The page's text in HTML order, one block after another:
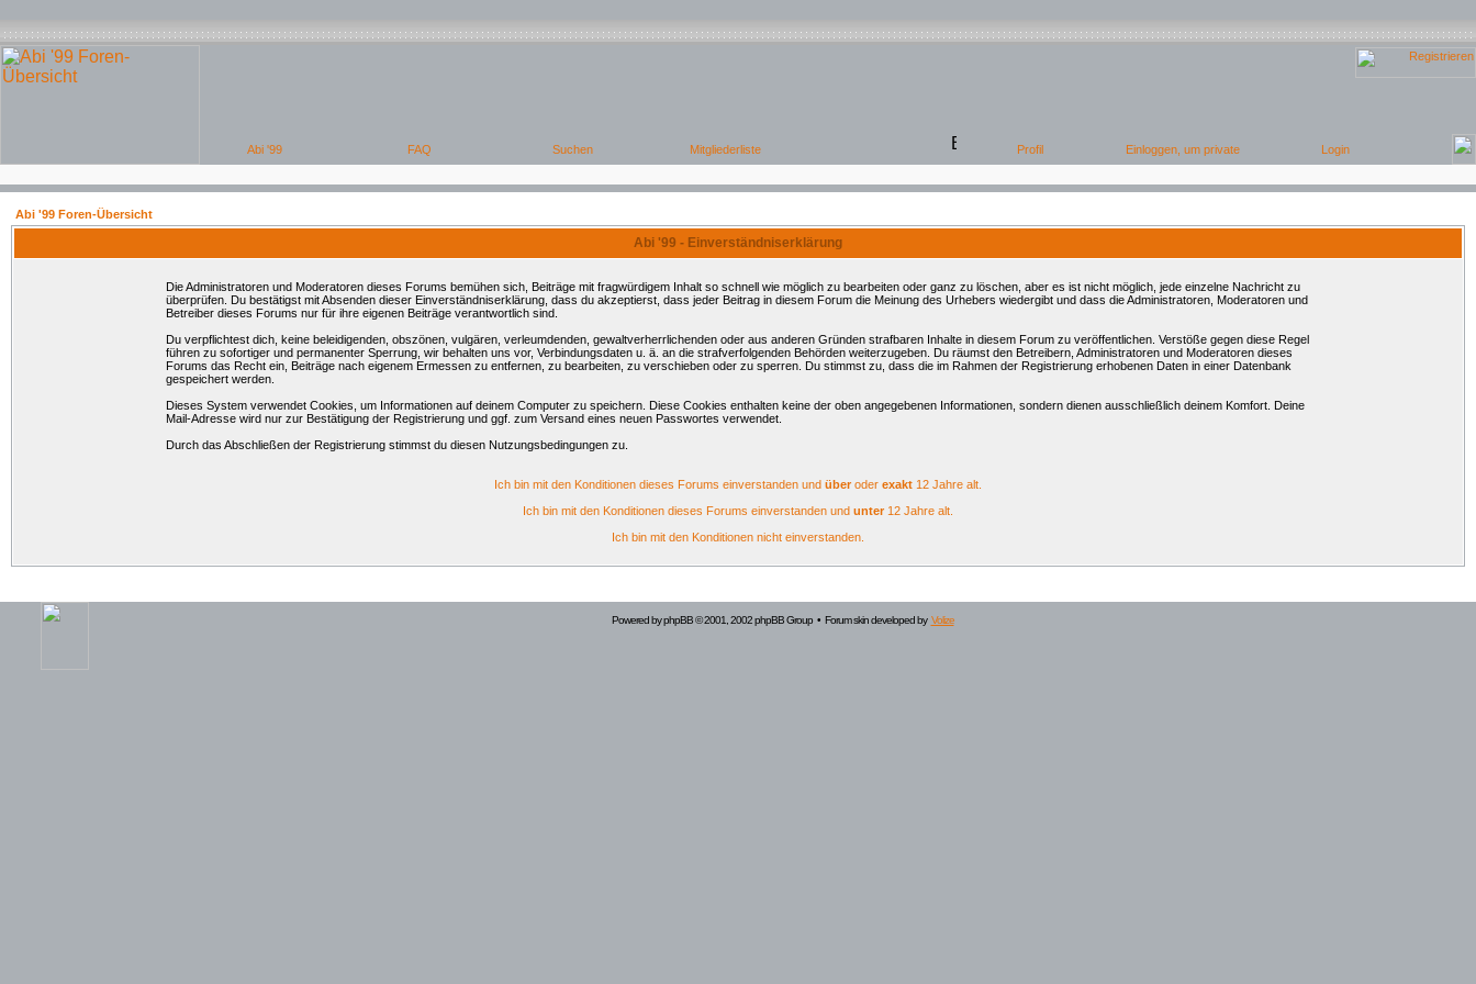
Abi '99 Foren-Übersicht
Abi '99 - Einverständniserklärung
Die Administratoren und Moderatoren dieses Forums bemühen sich, Beiträge mit fragwürdigem Inhalt so schnell wie möglich zu bearbeiten oder ganz zu löschen, aber es ist nicht möglich, jede einzelne Nachricht zu
überprüfen. Du bestätigst mit Absenden dieser Einverständniserklärung, dass du akzeptierst, dass jeder Beitrag in diesem Forum die Meinung des Urhebers wiedergibt und dass die Administratoren, Moderatoren und
Betreiber dieses Forums nur für ihre eigenen Beiträge verantwortlich sind.
Du verpflichtest dich, keine beleidigenden, obszönen, vulgären, verleumdenden, gewaltverherrlichenden oder aus anderen Gründen strafbaren Inhalte in diesem Forum zu veröffentlichen. Verstöße gegen diese Regel
führen zu sofortiger und permanenter Sperrung, wir behalten uns vor, Verbindungsdaten u. ä. an die strafverfolgenden Behörden weiterzugeben. Du räumst den Betreibern, Administratoren und Moderatoren dieses
Forums das Recht ein, Beiträge nach eigenem Ermessen zu entfernen, zu bearbeiten, zu verschieben oder zu sperren. Du stimmst zu, dass die im Rahmen der Registrierung erhobenen Daten in einer Datenbank
gespeichert werden.
Dieses System verwendet Cookies, um Informationen auf deinem Computer zu speichern. Diese Cookies enthalten keine der oben angegebenen Informationen, sondern dienen ausschließlich deinem Komfort. Deine
Mail-Adresse wird nur zur Bestätigung der Registrierung und ggf. zum Versand eines neuen Passwortes verwendet.
Durch das Abschließen der Registrierung stimmst du diesen Nutzungsbedingungen zu.
Ich bin mit den Konditionen dieses Forums einverstanden und überoder exakt 12 Jahre alt.
Ich bin mit den Konditionen dieses Forums einverstanden und unter12 Jahre alt.
Ich bin mit den Konditionen nicht einverstanden.
Powered byphpBB© 2001, 2002 phpBB Group • Forum skin developed by Volize